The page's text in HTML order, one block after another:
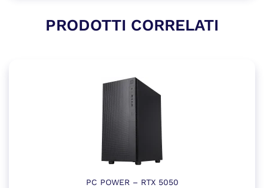
PRODOTTI CORRELATI
PC POWER – RTX 5050